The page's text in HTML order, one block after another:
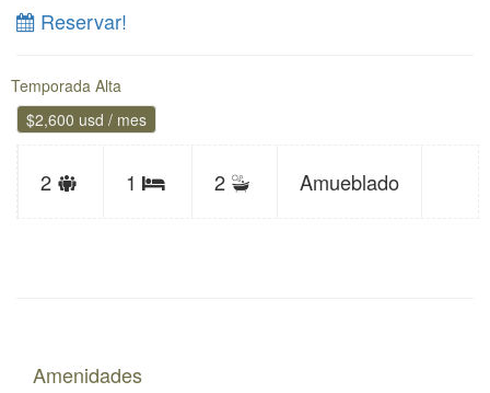
Reservar!
Temporada Alta
$2,600 usd / mes
2
Límite1 Recámaras
2 BañosAmueblado
Amenidades